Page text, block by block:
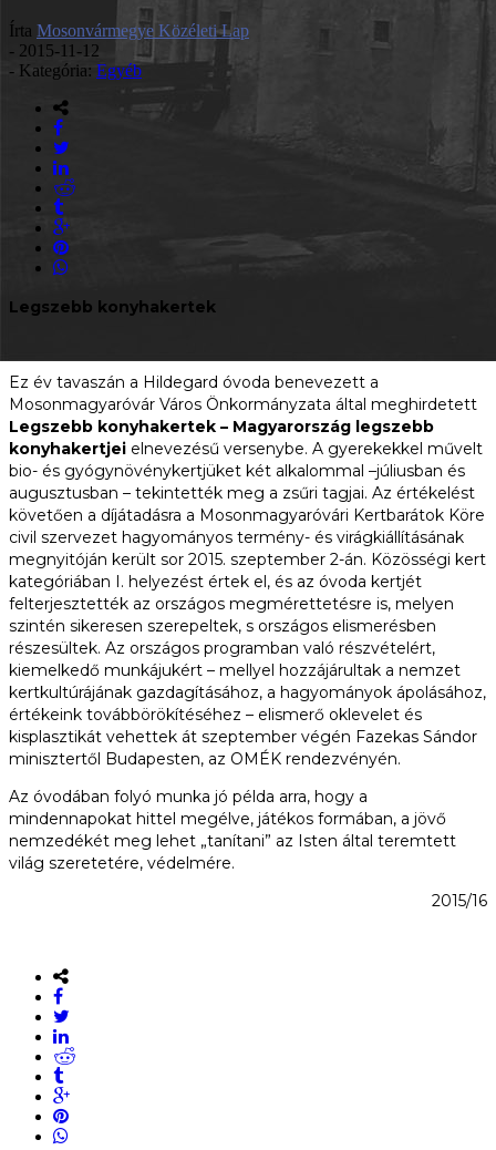
Írta Mosonvármegye Közéleti Lap
- 2015-11-12
- Kategória: Egyéb
Legszebb konyhakertek
Ez év tavaszán a Hildegard óvoda benevezett a
Mosonmagyaróvár Város Önkormányzata által meghirdetett
Legszebb konyhakertek – Magyarország legszebb
konyhakertjei elnevezésű versenybe. A gyerekekkel művelt
bio- és gyógynövénykertjüket két alkalommal –júliusban és
augusztusban – tekintették meg a zsűri tagjai. Az értékelést
követően a díjátadásra a Mosonmagyaróvári Kertbarátok Köre
civil szervezet hagyományos termény- és virágkiállításának
megnyitóján került sor 2015. szeptember 2-án. Közösségi kert
kategóriában I. helyezést értek el, és az óvoda kertjét
felterjesztették az országos megmérettetésre is, melyen
szintén sikeresen szerepeltek, s országos elismerésben
részesültek. Az országos programban való részvételért,
kiemelkedő munkájukért – mellyel hozzájárultak a nemzet
kertkultúrájának gazdagításához, a hagyományok ápolásához,
értékeink továbbörökítéséhez – elismerő oklevelet és
kisplasztikát vehettek át szeptember végén Fazekas Sándor
minisztertől Budapesten, az OMÉK rendezvényén.
Az óvodában folyó munka jó példa arra, hogy a
mindennapokat hittel megélve, játékos formában, a jövő
nemzedékét meg lehet „tanítani” az Isten által teremtett
világ szeretetére, védelmére.
2015/16